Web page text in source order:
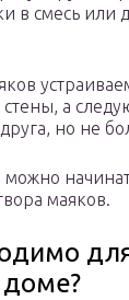
в смесь или
стены, а
но не
маяков.
доме?